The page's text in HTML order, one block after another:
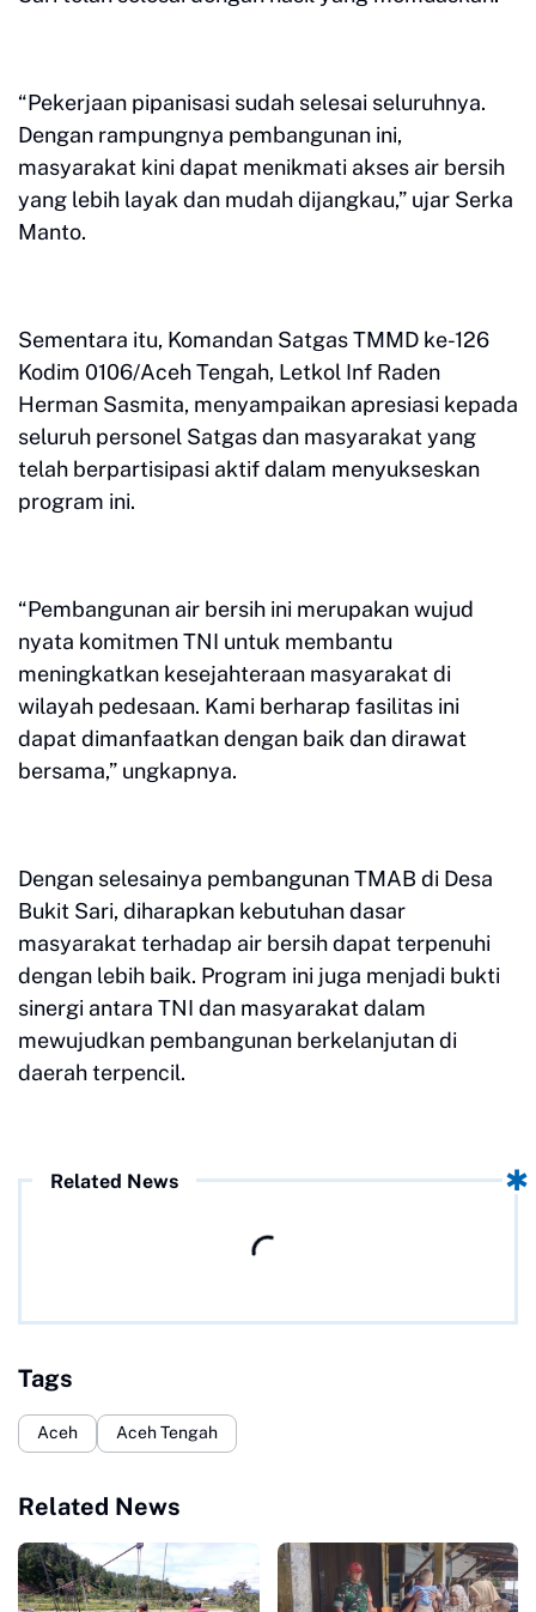
“Pekerjaan pipanisasi sudah selesai seluruhnya.
Dengan rampungnya pembangunan ini,
masyarakat kini dapat menikmati akses air bersih
yang lebih layak dan mudah dijangkau,” ujar Serka
Manto.
Sementara itu, Komandan Satgas TMMD ke-126
Kodim 0106/Aceh Tengah, Letkol Inf Raden
Herman Sasmita, menyampaikan apresiasi kepada
seluruh personel Satgas dan masyarakat yang
telah berpartisipasi aktif dalam menyukseskan
program ini.
“Pembangunan air bersih ini merupakan wujud
nyata komitmen TNI untuk membantu
meningkatkan kesejahteraan masyarakat di
wilayah pedesaan. Kami berharap fasilitas ini
dapat dimanfaatkan dengan baik dan dirawat
bersama,” ungkapnya.
Dengan selesainya pembangunan TMAB di Desa
Bukit Sari, diharapkan kebutuhan dasar
masyarakat terhadap air bersih dapat terpenuhi
dengan lebih baik. Program ini juga menjadi bukti
sinergi antara TNI dan masyarakat dalam
mewujudkan pembangunan berkelanjutan di
daerah terpencil.
Related News
Tags
Aceh Aceh Tengah
Related News